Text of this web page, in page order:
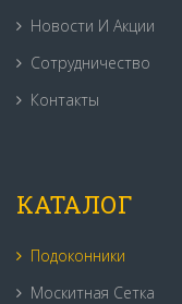
Новости И Акции
Сотрудничество
Контакты
КАТАЛОГ
Подоконники
Москитная Сетка